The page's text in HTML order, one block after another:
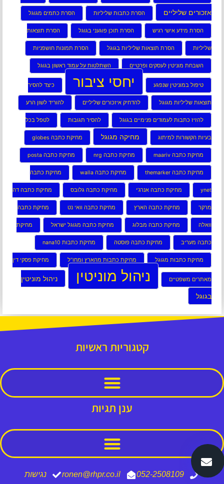
אזכורים שליליים הסרת כתבות שליליות הסרת כתמים מגוגל
הסרת מידע אישי רגיש הסרת תוכן פוגעני בגוגל הסרת תוצאות
שליליות הסרת תוצאות שליליות בגוגל הסרת תמונות חושפניות
השבחת מוניטין לעסקים ופרטיים השתלטות על עמוד ראשון בגוגל
טיפול במוניטין שנפגע יחסי ציבור כיצד להסיר
תוצאות שליליות מגוגל להדחיק איזכורים שליליים להוריד לשון הרע
להזיז כתבות לעמודים פנימיים בגוגל להסיר תגובות לטפל בכל
בעיות הקשורות למיתוג מחיקה מגוגל מחיקת כתבה globes
מחיקת כתבה maariv מחיקת כתבה nrg מחיקת כתבה posta
מחיקת כתבה themarker מחיקת כתבה walla מחיקת כתבה
ynet מחיקת כתבה אנרג’י מחיקת כתבה גלובס מחיקת כתבה דה
מרקר מחיקת כתבה הארץ מחיקת כתבה וואי נט מחיקת כתבה
וואלה מחיקת כתבה מבלוג מחיקת כתבה מגוגל ישראל מחיקת
כתבה מעריב מחיקת כתבה פוסטה מחיקת כתבות nana10
מחיקת כתבות מגוגל מחיקת כתבות מהארץ ומחו”ל מחיקת פסקי דין
מאתרים משפטיים ניהול מוניטין ניהול מוניטין
בגוגל
קטגוריות ראשיות
ענן תגיות
052-2508109
ronen@rhpr.co.il נגישות